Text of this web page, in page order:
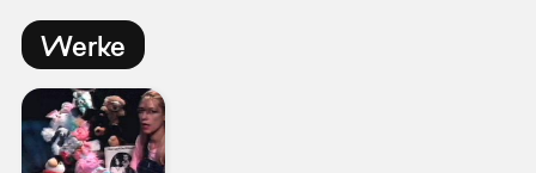
Werke